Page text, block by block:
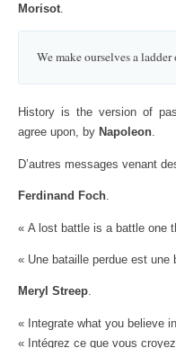
Morisot
We make ourselves a
History is the version of
agree upon, by Napoleon.
D’autres messages venant
Ferdinand Foch.
« A lost battle is a battle one
« Une bataille perdue est une
Meryl Streep.
« Integrate what you believe
« Intégrez ce que vous